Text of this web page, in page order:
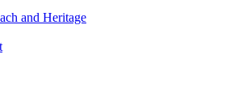
and Heritage